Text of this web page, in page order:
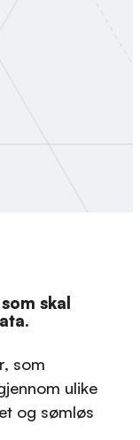
skal
som
ulike
og sømløs